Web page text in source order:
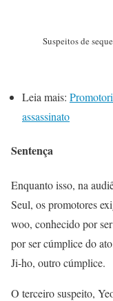
Suspeitos de
Leia mais:
assassinato
Sentença
Enquanto isso, na
Seul, os promotores
woo, conhecido por
por ser cúmplice do
Ji-ho, outro cúmplice.
O terceiro suspeito,